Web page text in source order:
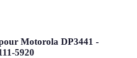
Motorola DP3441 -
5920